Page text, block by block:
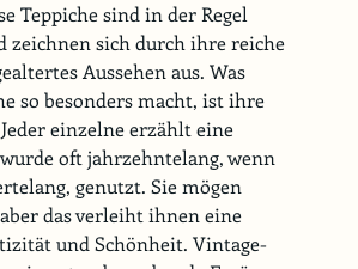
Teppiche sind in der Regel
zeichnen sich durch ihre reiche
Aussehen aus. Was
so besonders macht, ist ihre
einzelne erzählt eine
oft jahrzehntelang, wenn
genutzt. Sie mögen
das verleiht ihnen eine
und Schönheit. Vintage-